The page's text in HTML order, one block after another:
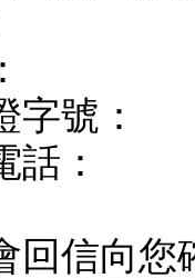
字號：
話：
回信向您